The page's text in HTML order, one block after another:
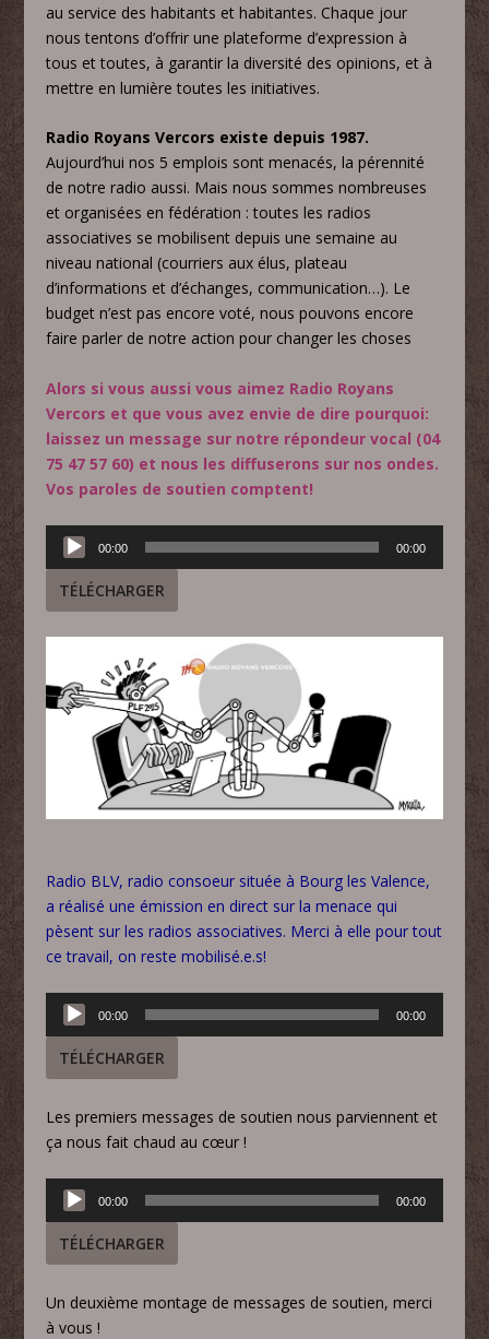
au service des habitants et habitantes. Chaque jour
nous tentons d’offrir une plateforme d’expression à
tous et toutes, à garantir la diversité des opinions, et à
mettre en lumière toutes les initiatives.
Radio Royans Vercors existe depuis 1987.
Aujourd’hui nos 5 emplois sont menacés, la pérennité
de notre radio aussi. Mais nous sommes nombreuses
et organisées en fédération : toutes les radios
associatives se mobilisent depuis une semaine au
niveau national (courriers aux élus, plateau
d’informations et d’échanges, communication…). Le
budget n’est pas encore voté, nous pouvons encore
faire parler de notre action pour changer les choses
Alors si vous aussi vous aimez Radio Royans
Vercors et que vous avez envie de dire pourquoi:
laissez un message sur notre répondeur vocal (04
75 47 57 60) et nous les diffuserons sur nos ondes.
Vos paroles de soutien comptent!
Lecteur
audio
00:00 00:00
TÉLÉCHARGER
Radio BLV, radio consoeur située à Bourg les Valence,
a réalisé une émission en direct sur la menace qui
pèsent sur les radios associatives. Merci à elle pour tout
ce travail, on reste mobilisé.e.s!
Lecteur
audio
00:00 00:00
TÉLÉCHARGER
Les premiers messages de soutien nous parviennent et
ça nous fait chaud au cœur !
Lecteur
audio
00:00 00:00
TÉLÉCHARGER
Un deuxième montage de messages de soutien, merci
à vous !